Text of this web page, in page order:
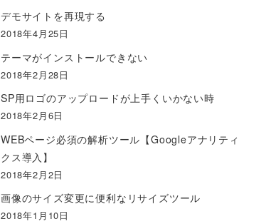
デモサイトを再現する
2018年4月25日
テーマがインストールできない
2018年2月28日
SP用ロゴのアップロードが上手くいかない時
2018年2月6日
WEBページ必須の解析ツール【Googleアナリティ
クス導入】
2018年2月2日
画像のサイズ変更に便利なリサイズツール
2018年1月10日